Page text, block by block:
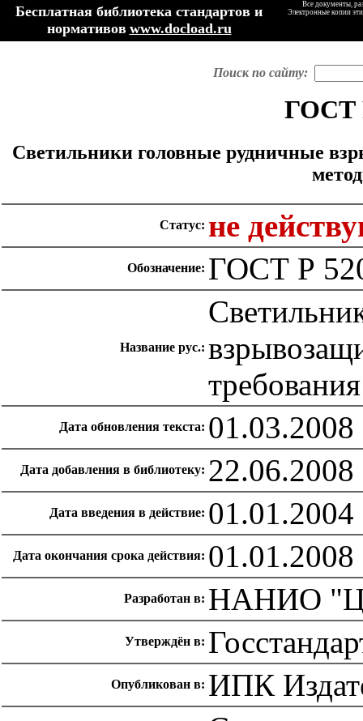
Бесплатная библиотека стандартов и
нормативов www.docload.ru
Все документы,
Электронные копии
Поиск по сайту:
ГОСТ
Светильники головные рудничные
Статус: не
Обозначение: ГОСТ Р
Название рус.:
Дата обновления текста: 01.03.2008
Дата добавления в библиотеку: 22.06.2008
Дата введения в действие: 01.01.2004
Дата окончания срока действия: 01.01.2008
Разработан в: НАНИО
Утверждён в:
Опубликован в: ИПК